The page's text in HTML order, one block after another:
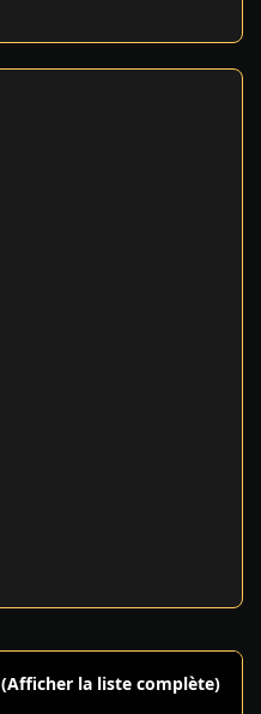
(Afficher la liste complète)